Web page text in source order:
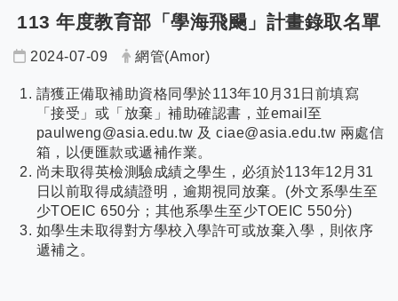
113 年度教育部「學海飛颺」計畫錄取名單
2024-07-09 網管(Amor)
請獲正備取補助資格同學於113年10月31日前填寫
「接受」或「放棄」補助確認書，並email至
paulweng@asia.edu.tw 及 ciae@asia.edu.tw 兩處信
箱，以便匯款或遞補作業。
尚未取得英檢測驗成績之學生，必須於113年12月31
日以前取得成績證明，逾期視同放棄。(外文系學生至
少TOEIC 650分；其他系學生至少TOEIC 550分)
如學生未取得對方學校入學許可或放棄入學，則依序
遞補之。